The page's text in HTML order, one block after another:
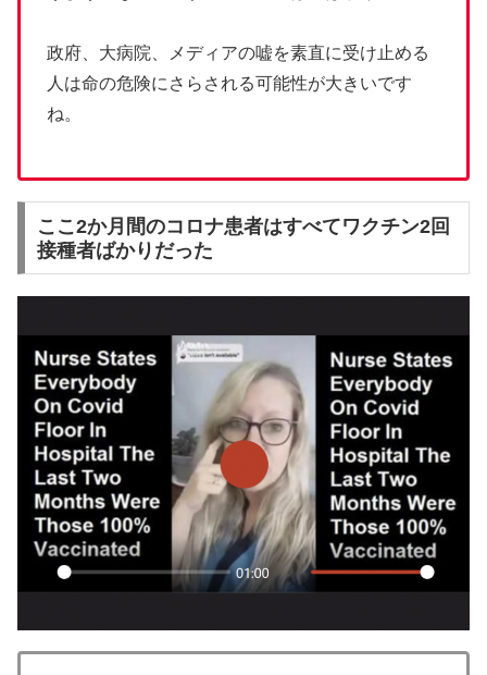
政府、大病院、メディアの嘘を素直に受け止める
人は命の危険にさらされる可能性が大きいです
ね。
ここ2か月間のコロナ患者はすべてワクチン2回
接種者ばかりだった